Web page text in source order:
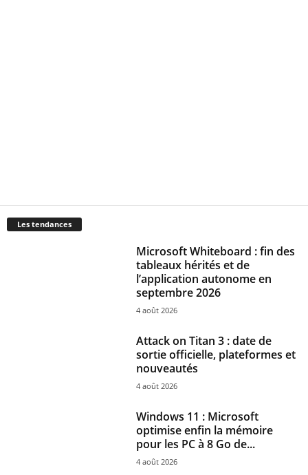
Les tendances
Microsoft Whiteboard : fin des
tableaux hérités et de
l’application autonome en
septembre 2026
4 août 2026
Attack on Titan 3 : date de
sortie officielle, plateformes et
nouveautés
4 août 2026
Windows 11 : Microsoft
optimise enfin la mémoire
pour les PC à 8 Go de...
4 août 2026